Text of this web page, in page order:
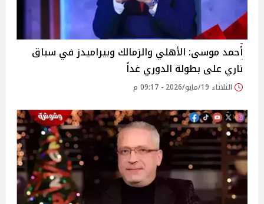
أحمد موسى: الأهلي والزمالك وبيراميدز في سباق
ناري على بطولة الدوري غداً
الثلاثاء 19/مايو/2026 - 09:17 م